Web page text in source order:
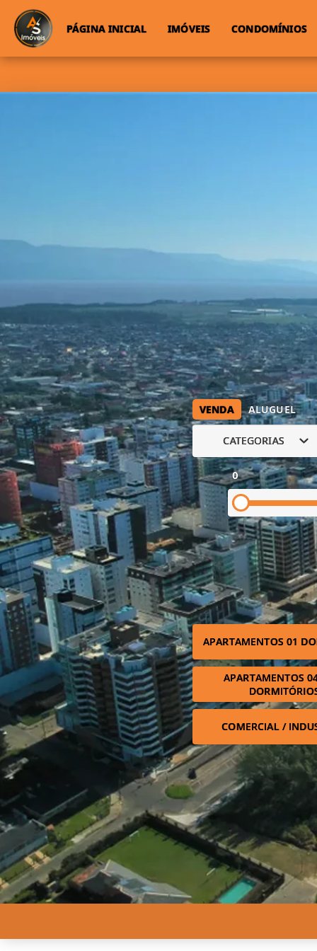
PÁGINA INICIAL IMÓVEIS CONDOMÍNIOS
VENDA ALUGUEL
CATEGORIAS
0
APARTAMENTOS 01
APARTAMENTOS
COMERCIAL /